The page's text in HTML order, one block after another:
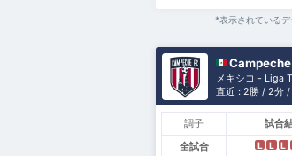
*表示されている
Campeche
メキシコ - Liga
直近 : 2勝 / 2分 /
調子 試合
全試合
L L L